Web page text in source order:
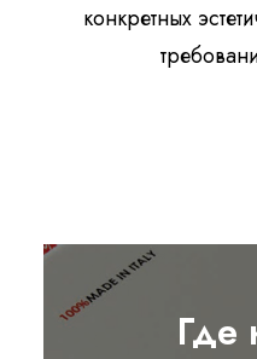
конкретных
Где